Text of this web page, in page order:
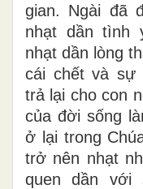
gian. Ngài đã
nhạt dần tình
nhạt dần lòng
cái chết và sự
trả lại cho con
của đời sống
ở lại trong
trở nên nhạt
quen dần với